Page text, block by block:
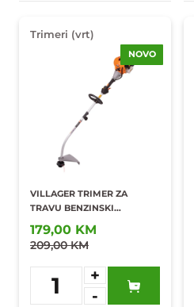
Trimeri (vrt)
NOVO
VILLAGER TRIMER ZA
TRAVU BENZINSKI
0,75KW/25,4CC
179,00 KM
209,00 KM
1
+
-
Dodaj u